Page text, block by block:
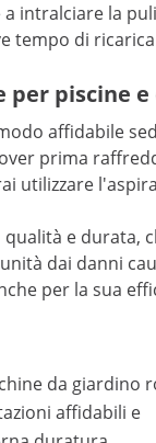
intralciare la
di
piscine
affidabile
prima
utilizzare
e
dai danni
per la sua
da giardino
affidabili e